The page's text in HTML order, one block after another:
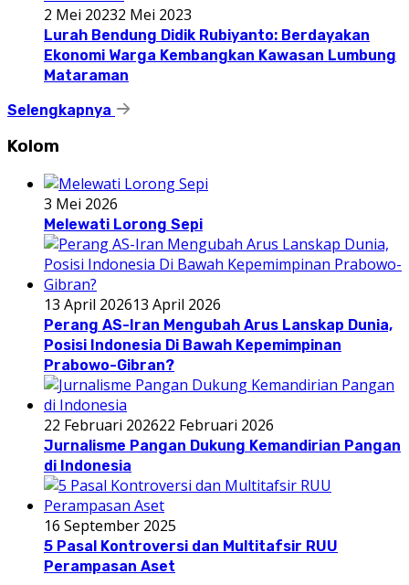
2 Mei 20232 Mei 2023
Lurah Bendung Didik Rubiyanto: Berdayakan
Ekonomi Warga Kembangkan Kawasan Lumbung
Mataraman
Selengkapnya
Kolom
3 Mei 2026
Melewati Lorong Sepi
13 April 202613 April 2026
Perang AS-Iran Mengubah Arus Lanskap Dunia,
Posisi Indonesia Di Bawah Kepemimpinan
Prabowo-Gibran?
22 Februari 202622 Februari 2026
Jurnalisme Pangan Dukung Kemandirian Pangan
di Indonesia
16 September 2025
5 Pasal Kontroversi dan Multitafsir RUU
Perampasan Aset